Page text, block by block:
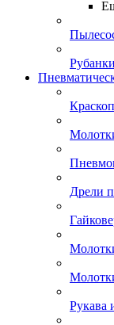
Рубанки
Дрели
Рукава